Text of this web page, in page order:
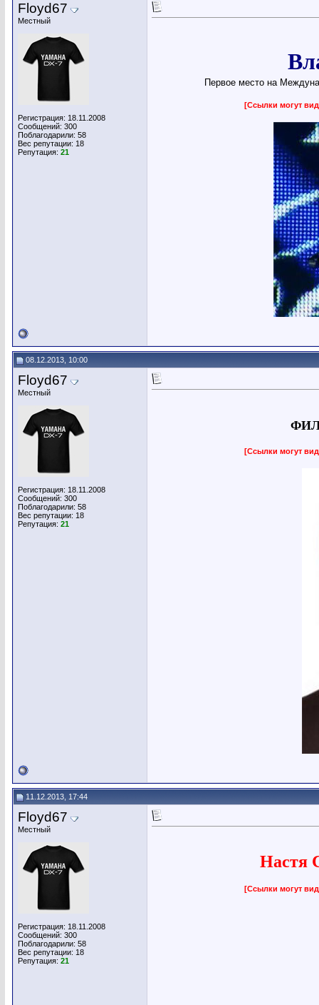
Floyd67
Местный
Регистрация: 18.11.2008
Сообщений: 300
Поблагодарили: 58
Вес репутации: 18
Репутация: 21
Первое место на
[Ссылки могут
08.12.2013, 10:00
Floyd67
Местный
Регистрация: 18.11.2008
Сообщений: 300
Поблагодарили: 58
Вес репутации: 18
Репутация: 21
[Ссылки могут
11.12.2013, 17:44
Floyd67
Местный
Регистрация: 18.11.2008
Сообщений: 300
Поблагодарили: 58
Вес репутации: 18
Репутация: 21
Настя
[Ссылки могут